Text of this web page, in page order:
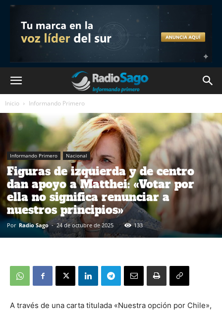
Inicio Informando Primero
Informando Primero Nacional
Figuras de izquierda y de centro
dan apoyo a Matthei: «Votar por
ella no significa renunciar a
nuestros principios»
Por Radio Sago - 24 de octubre de 2025 133
A través de una carta titulada «Nuestra opción por Chile»,